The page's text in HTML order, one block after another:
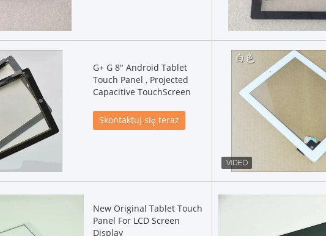
G+ G 8" Android Tablet
Touch Panel , Projected
Capacitive TouchScreen
Skontaktuj się teraz
New Original Tablet Touch
Panel For LCD Screen
Display